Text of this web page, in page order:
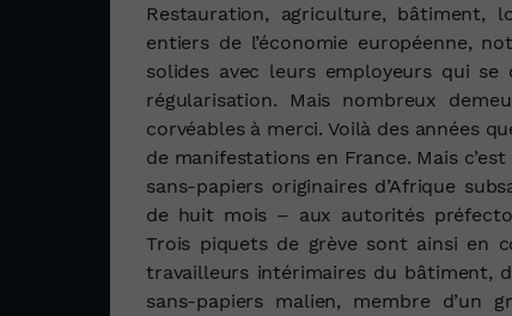
Restauration, agriculture,
entiers de l’économie européenne,
solides avec leurs employeurs qui
régularisation. Mais nombreux
corvéables à merci. Voilà des années
de manifestations en France. Mais
sans-papiers originaires d’Afrique
de huit mois – aux autorités
Trois piquets de grève sont ainsi en
travailleurs intérimaires du bâtiment,
sans-papiers malien, membre